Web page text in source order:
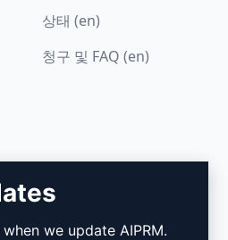
상태 (en)
청구 및 FAQ (en)
다운로드
we update AIPRM.